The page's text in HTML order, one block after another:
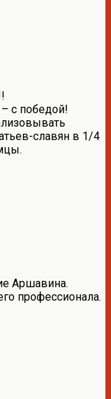
с победой!
славян в 1/4
Аршавина.
профессионала.